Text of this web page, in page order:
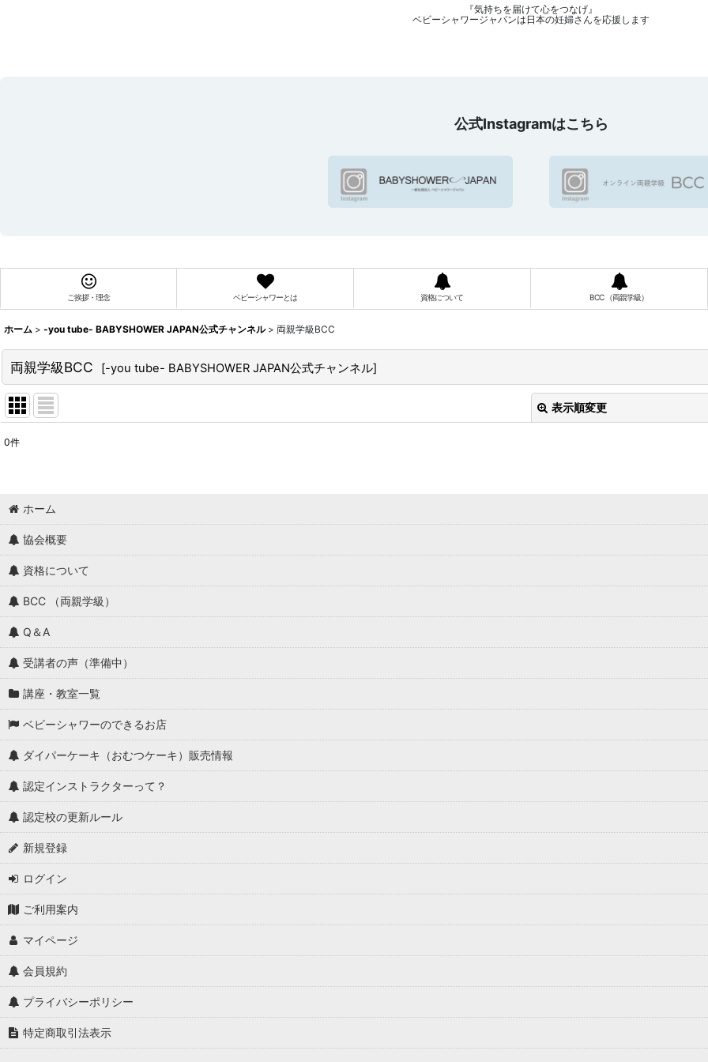
『気持ちを届けて心をつなげ』
ベビーシャワージャパンは日本の妊婦さんを応援します
公式Instagramはこちら
ご挨拶・理念 ベビーシャワーとは 資格について BCC （両親学級）
ホーム > -you tube- BABYSHOWER JAPAN公式チャンネル > 両親学級BCC
両親学級BCC [-you tube- BABYSHOWER JAPAN公式チャンネル]
表示順変更
表示数
0件
ホーム
協会概要
資格について
BCC （両親学級）
Q＆A
受講者の声（準備中）
講座・教室一覧
ベビーシャワーのできるお店
ダイパーケーキ（おむつケーキ）販売情報
認定インストラクターって？
認定校の更新ルール
新規登録
ログイン
ご利用案内
マイページ
会員規約
プライバシーポリシー
特定商取引法表示